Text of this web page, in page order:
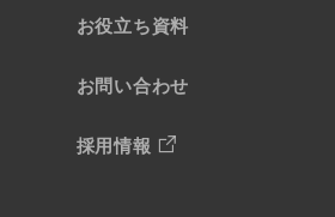
お役立ち資料
お問い合わせ
採用情報